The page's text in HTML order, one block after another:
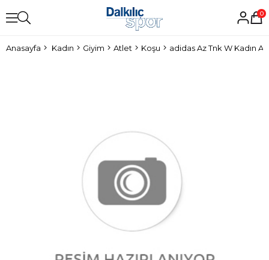
0
Anasayfa Kadın Giyim Atlet Koşu adidas Az Tnk W Kadın